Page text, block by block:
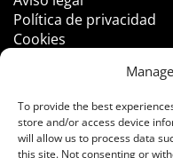
To provide the best
store and/or access device
will allow us to process data
this site. Not consenting or
Política de privacidad
Cookies
Follow Us